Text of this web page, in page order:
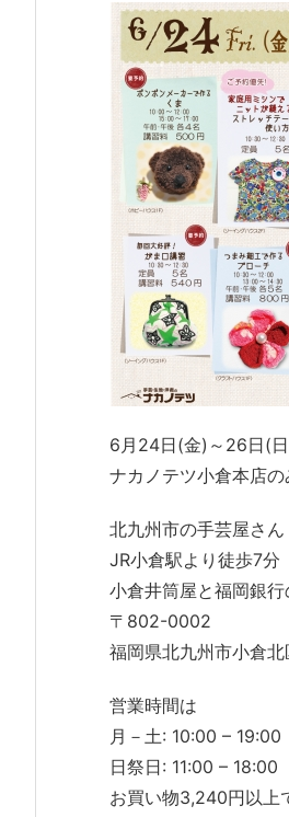
6月24日(金)～26日(日
ナカノテツ小倉本店の
北九州市の手芸屋さ
JR小倉駅より徒歩7分
小倉井筒屋と福岡銀
〒802-0002
福岡県北九州市小倉
営業時間は
月－土: 10:00 – 19:00
日祭日: 11:00 – 18:00
お買い物3,240円以上